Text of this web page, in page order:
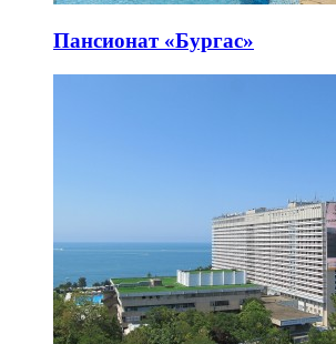
Пансионат «Бургас»